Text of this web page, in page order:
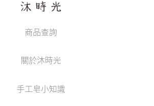
商品查詢
關於沐時光
手工皂小知識